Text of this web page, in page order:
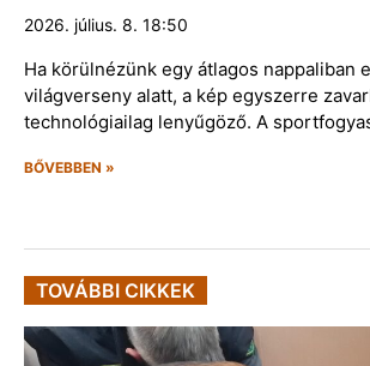
2026. július. 8. 18:50
Ha körülnézünk egy átlagos nappaliban
világverseny alatt, a kép egyszerre
technológiailag lenyűgöző. A
BŐVEBBEN »
TOVÁBBI CIKKEK